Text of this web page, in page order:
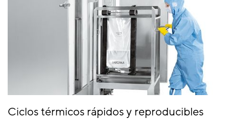
Ciclos térmicos rápidos y reproducibles